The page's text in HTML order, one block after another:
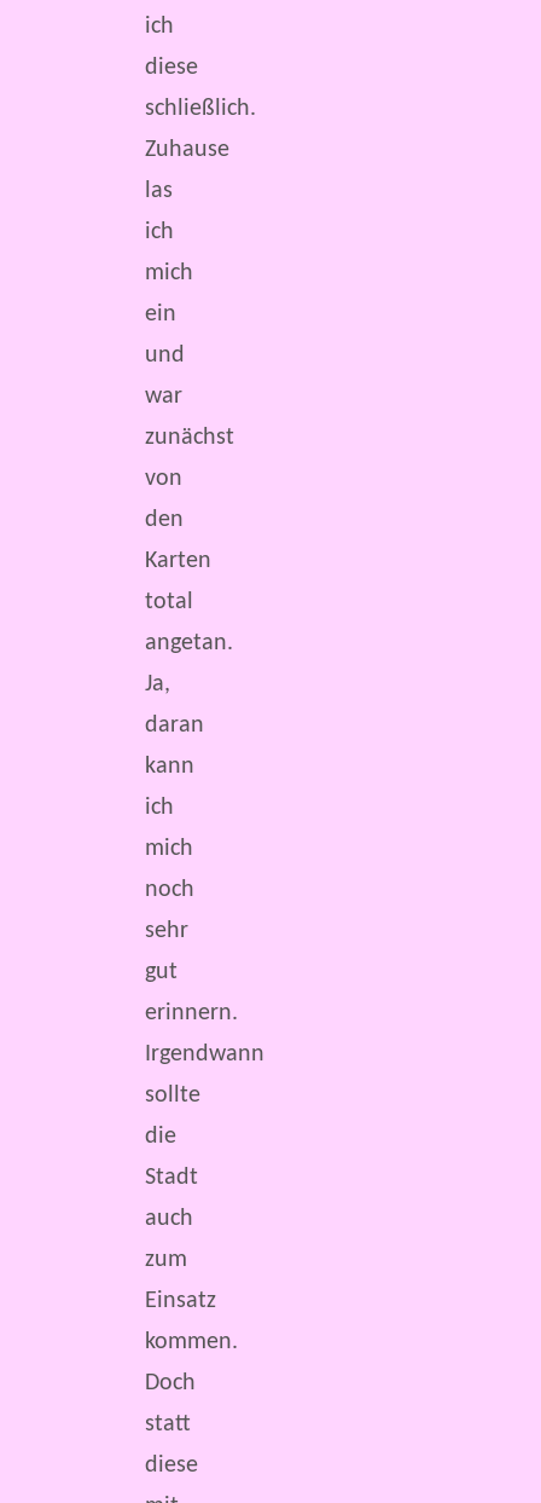
ich
diese
schließlich.
Zuhause
las
ich
mich
ein
und
war
zunächst
von
den
Karten
total
angetan.
Ja,
daran
kann
ich
mich
noch
sehr
gut
erinnern.
Irgendwann
sollte
die
Stadt
auch
zum
Einsatz
kommen.
Doch
statt
diese